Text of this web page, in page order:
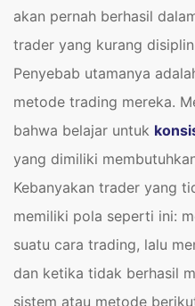
akan pernah berhasil
trader yang kurang
Penyebab utamanya
metode trading mereka.
bahwa belajar untuk
yang dimiliki
Kebanyakan trader yang
memiliki pola seperti ini:
suatu cara trading, lalu
dan ketika tidak berhasil
sistem atau metode